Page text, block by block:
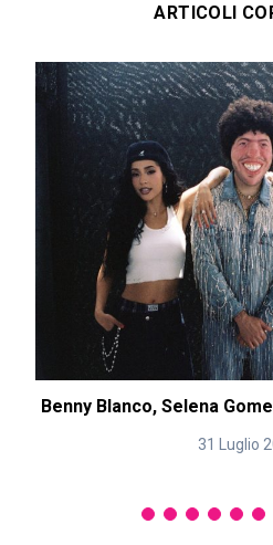
ARTICOLI
Benny Blanco, Selena
31 Luglio